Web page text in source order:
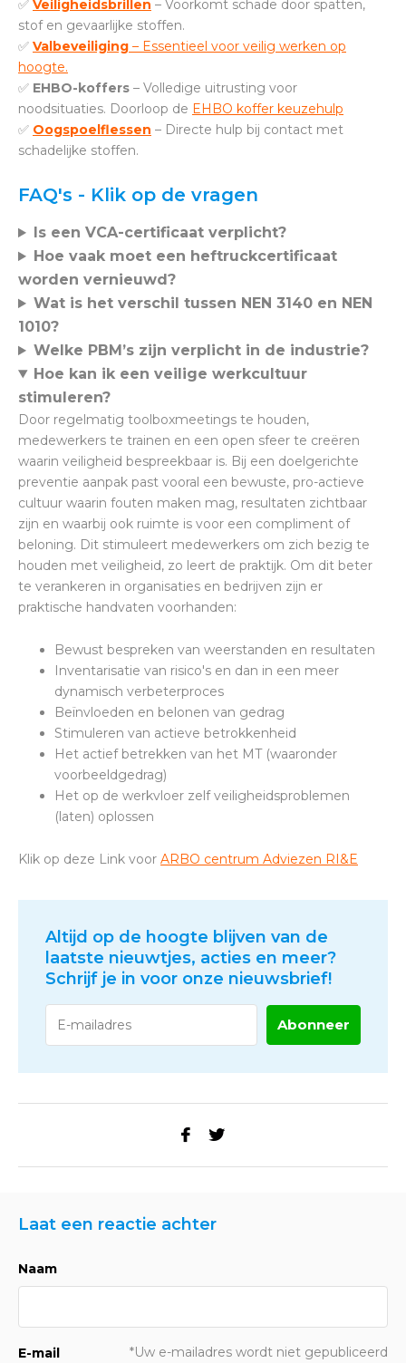
✅ Veiligheidsbrillen – Voorkomt schade door spatten,
stof en gevaarlijke stoffen.
✅ Valbeveiliging – Essentieel voor veilig werken op
hoogte.
✅ EHBO-koffers – Volledige uitrusting voor
noodsituaties. Doorloop de EHBO koffer keuzehulp
✅ Oogspoelflessen – Directe hulp bij contact met
schadelijke stoffen.
FAQ's - Klik op de vragen
Is een VCA-certificaat verplicht?
Hoe vaak moet een heftruckcertificaat
worden vernieuwd?
Wat is het verschil tussen NEN 3140 en NEN
1010?
Welke PBM’s zijn verplicht in de industrie?
Hoe kan ik een veilige werkcultuur
stimuleren?
Door regelmatig toolboxmeetings te houden,
medewerkers te trainen en een open sfeer te creëren
waarin veiligheid bespreekbaar is. Bij een doelgerichte
preventie aanpak past vooral een bewuste, pro-actieve
cultuur waarin fouten maken mag, resultaten zichtbaar
zijn en waarbij ook ruimte is voor een compliment of
beloning. Dit stimuleert medewerkers om zich bezig te
houden met veiligheid, zo leert de praktijk. Om dit beter
te verankeren in organisaties en bedrijven zijn er
praktische handvaten voorhanden:
Bewust bespreken van weerstanden en resultaten
Inventarisatie van risico's en dan in een meer
dynamisch verbeterproces
Beïnvloeden en belonen van gedrag
Stimuleren van actieve betrokkenheid
Het actief betrekken van het MT (waaronder
voorbeeldgedrag)
Het op de werkvloer zelf veiligheidsproblemen
(laten) oplossen
Klik op deze Link voor ARBO centrum Adviezen RI&E
Altijd op de hoogte blijven van de
laatste nieuwtjes, acties en meer?
Schrijf je in voor onze nieuwsbrief!
Abonneer
Laat een reactie achter
Naam
E-mail *Uw e-mailadres wordt niet gepubliceerd